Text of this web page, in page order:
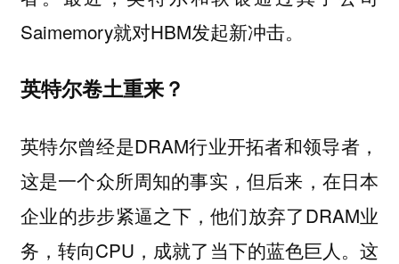
Saimemory就对HBM发起新冲击。
英特尔卷土重来？
英特尔曾经是DRAM行业开拓者和领导者，
这是一个众所周知的事实，但后来，在日本
企业的步步紧逼之下，他们放弃了DRAM业
务，转向CPU，成就了当下的蓝色巨人。这